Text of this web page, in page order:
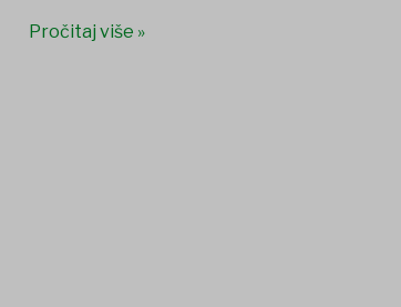
Pročitaj više »